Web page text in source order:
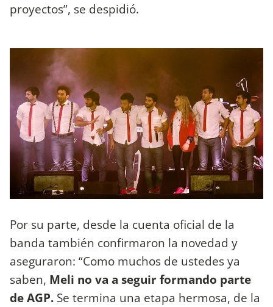
proyectos”, se despidió.
Por su parte, desde la cuenta oficial de la
banda también confirmaron la novedad y
aseguraron: “Como muchos de ustedes ya
saben, Meli no va a seguir formando parte
de AGP. Se termina una etapa hermosa, de la